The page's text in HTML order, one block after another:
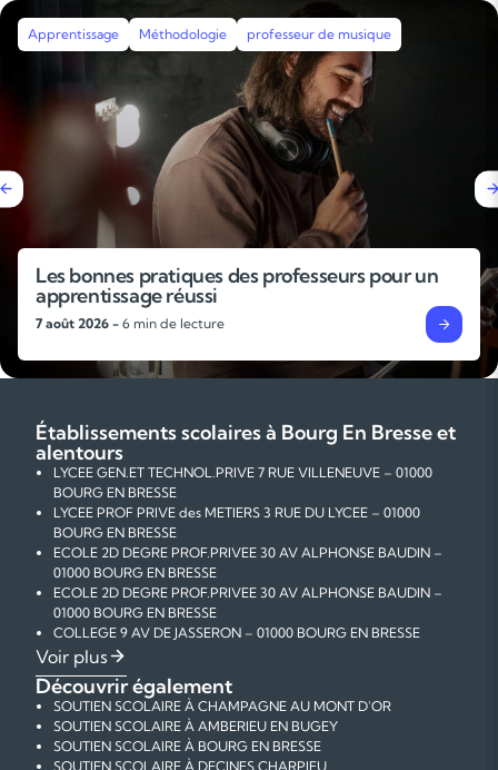
Apprentissage Méthodologie professeur de musique
Les bonnes pratiques des professeurs pour un
apprentissage réussi
7 août 2026 - 6 min de lecture
Établissements scolaires à Bourg En Bresse et
alentours
LYCEE GEN.ET TECHNOL.PRIVE 7 RUE VILLENEUVE – 01000
BOURG EN BRESSE
LYCEE PROF PRIVE des METIERS 3 RUE DU LYCEE – 01000
BOURG EN BRESSE
ECOLE 2D DEGRE PROF.PRIVEE 30 AV ALPHONSE BAUDIN –
01000 BOURG EN BRESSE
ECOLE 2D DEGRE PROF.PRIVEE 30 AV ALPHONSE BAUDIN –
01000 BOURG EN BRESSE
COLLEGE 9 AV DE JASSERON – 01000 BOURG EN BRESSE
COLLEGE PRIVE 3 BIS RUE DU LYCEE – 01000 BOURG EN
BRESSE
COLLEGE PRIVE 35 AV JEAN JAURES – 01000 BOURG EN
BRESSE
COLLEGE 21 QUAI HENRI GROBOZ – 01000 BOURG EN BRESSE
COLLEGE 60 PL CAMILLE CLAUDEL – 01000 BOURG EN
Voir plus
Découvrir également
SOUTIEN SCOLAIRE À CHAMPAGNE AU MONT D'OR
SOUTIEN SCOLAIRE À AMBERIEU EN BUGEY
SOUTIEN SCOLAIRE À BOURG EN BRESSE
SOUTIEN SCOLAIRE À DECINES CHARPIEU